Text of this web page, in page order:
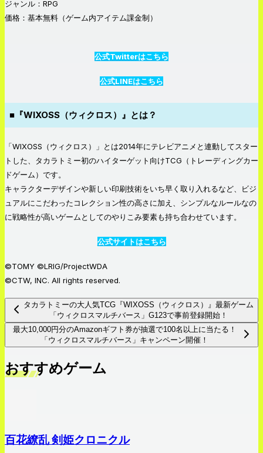
ジャンル：RPG
価格：基本無料（ゲーム内アイテム課金制）
公式Twitterはこちら
公式LINEはこちら
■『WIXOSS（ウィクロス）』とは？
「WIXOSS（ウィクロス）」とは2014年にテレビアニメと連動してスター
トした、タカラトミー初のハイターゲット向けTCG（トレーディングカー
ドゲーム）です。
キャラクターデザインや新しい印刷技術をいち早く取り入れるなど、ビジ
ュアルにこだわったコレクション性の高さに加え、シンプルなルールなの
に戦略性が高いゲームとしてのやりこみ要素も持ち合わせています。
公式サイトはこちら
©TOMY ©LRIG/ProjectWDA
©CTW, INC. All rights reserved.
タカラトミーの大人気TCG『WIXOSS（ウィクロス）』最新ゲーム
「ウィクロスマルチバース」G123で事前登録開始！
最大10,000円分のAmazonギフト券が抽選で100名以上に当たる！
「ウィクロスマルチバース」キャンペーン開催！
おすすめゲーム
百花繚乱 剣姫クロニクル